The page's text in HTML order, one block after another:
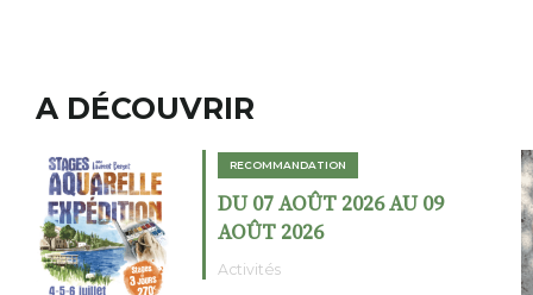
A DÉCOUVRIR
RECOMMANDATION
DU 07 AOÛT 2026 AU 09
AOÛT 2026
Activités